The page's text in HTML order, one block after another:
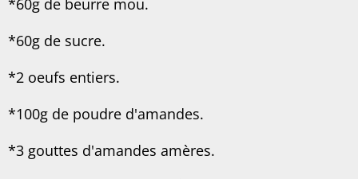
*60g de beurre mou.
*60g de sucre.
*2 oeufs entiers.
*100g de poudre d'amandes.
*3 gouttes d'amandes amères.